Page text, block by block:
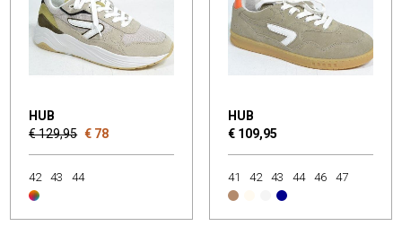
HUB
€ 129,95 € 78
42 43 44
HUB
€ 109,95
41 42 43 44 46 47